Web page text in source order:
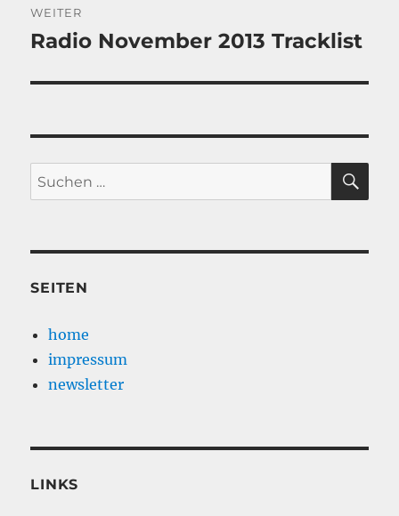
WEITER
Nächster
Radio November 2013 Tracklist
Suche
nach:
SEITEN
home
impressum
newsletter
LINKS